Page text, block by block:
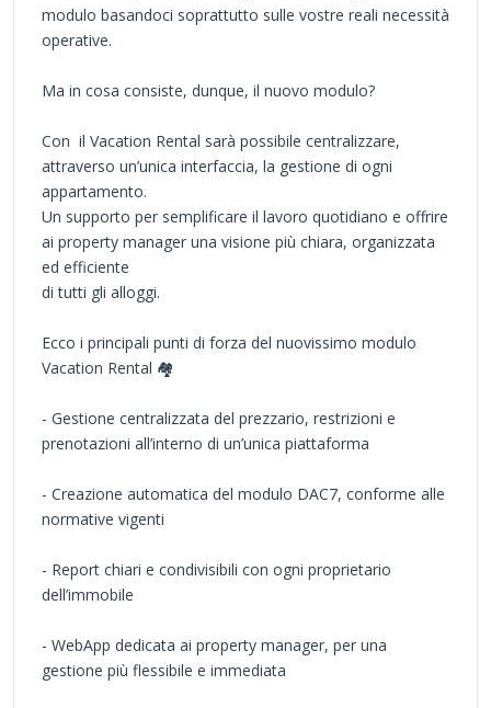
modulo basandoci soprattutto sulle vostre reali necessità
operative.
Ma in cosa consiste, dunque, il nuovo modulo?
Con il Vacation Rental sarà possibile centralizzare,
attraverso un’unica interfaccia, la gestione di ogni
appartamento.
Un supporto per semplificare il lavoro quotidiano e offrire
ai property manager una visione più chiara, organizzata
ed efficiente
di tutti gli alloggi.
Ecco i principali punti di forza del nuovissimo modulo
Vacation Rental 🏘️
- Gestione centralizzata del prezzario, restrizioni e
prenotazioni all’interno di un’unica piattaforma
- Creazione automatica del modulo DAC7, conforme alle
normative vigenti
- Report chiari e condivisibili con ogni proprietario
dell’immobile
- WebApp dedicata ai property manager, per una
gestione più flessibile e immediata